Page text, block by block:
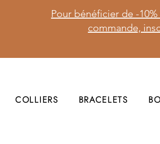
Pour bénéficier de -
commande,
COLLIERS BRACELETS